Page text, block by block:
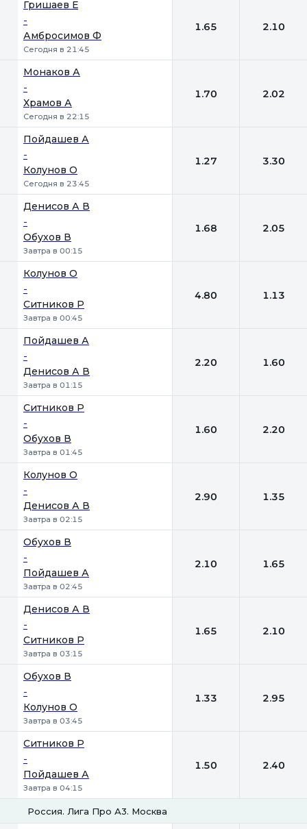
Гришаев Е
-
Амбросимов Ф
Сегодня в 21:45
1.65 2.10
Монаков А
-
Храмов А
Сегодня в 22:15
1.70 2.02
Пойдашев А
-
Колунов О
Сегодня в 23:45
1.27 3.30
Денисов А В
-
Обухов В
Завтра в 00:15
1.68 2.05
Колунов О
-
Ситников Р
Завтра в 00:45
4.80 1.13
Пойдашев А
-
Денисов А В
Завтра в 01:15
2.20 1.60
Ситников Р
-
Обухов В
Завтра в 01:45
1.60 2.20
Колунов О
-
Денисов А В
Завтра в 02:15
2.90 1.35
Обухов В
-
Пойдашев А
Завтра в 02:45
2.10 1.65
Денисов А В
-
Ситников Р
Завтра в 03:15
1.65 2.10
Обухов В
-
Колунов О
Завтра в 03:45
1.33 2.95
Ситников Р
-
Пойдашев А
Завтра в 04:15
1.50 2.40
Россия. Лига Про А3. Москва